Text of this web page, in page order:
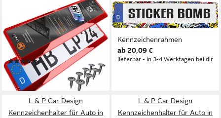
Kennzeichenhalter für Auto in
Rot-Chrom
Kennzeichenhalterung, (2
Stück)
(4)
16,49 €
lieferbar - in 3-4 Werktagen bei dir
HERMANN SCHÜTZ
Kennzeichenhalter Hermann
Schütz Design-
Kennzeichenrahmen
ab 20,09 €
lieferbar - in 3-4 Werktagen bei dir
L & P Car Design
Kennzeichenhalter für Auto in
L & P Car Design
Kennzeichenhalter für Auto in